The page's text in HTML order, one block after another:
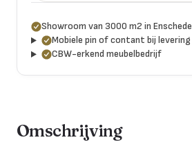
Showroom van 3000 m2 in Enschede
Mobiele pin of contant bij levering
CBW-erkend meubelbedrijf
Omschrijving